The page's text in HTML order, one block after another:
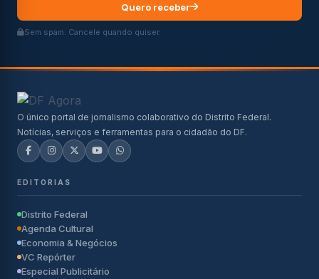
Quero receber
Sem spam. Cancele quando quiser.
O único portal de jornalismo colaborativo do Distrito Federal.
Notícias, serviços e ferramentas para o cidadão do DF.
EDITORIAS
Distrito Federal
Agenda Cultural
Economia & Negócios
VC Repórter
Especial Publicitário